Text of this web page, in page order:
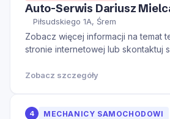
Auto-Serwis Dariusz
Piłsudskiego 1A, Śrem
Zobacz więcej informacji na temat
stronie internetowej lub skontaktuj
Zobacz szczegóły
4 MECHANICY SAMOCHODOWI